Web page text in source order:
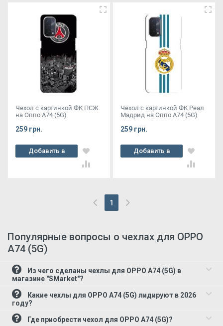
Чехол с картинкой ФК ПСЖ
на Оппо А74 (5G)
259 грн.
Добавить в
корзину
Чехол с картинкой ФК Реал
Мадрид на Оппо А74 (5G)
259 грн.
Добавить в
корзину
1
(current)
Популярные вопросы о чехлах для OPPO
A74 (5G)
магазине "SMarket"?
году?
Где приобрести чехол для OPPO A74 (5G)?